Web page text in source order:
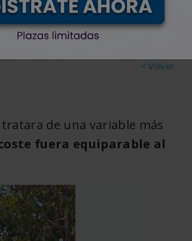
2025
técnicos
0
< Volver
de una variable más
fuera equiparable al